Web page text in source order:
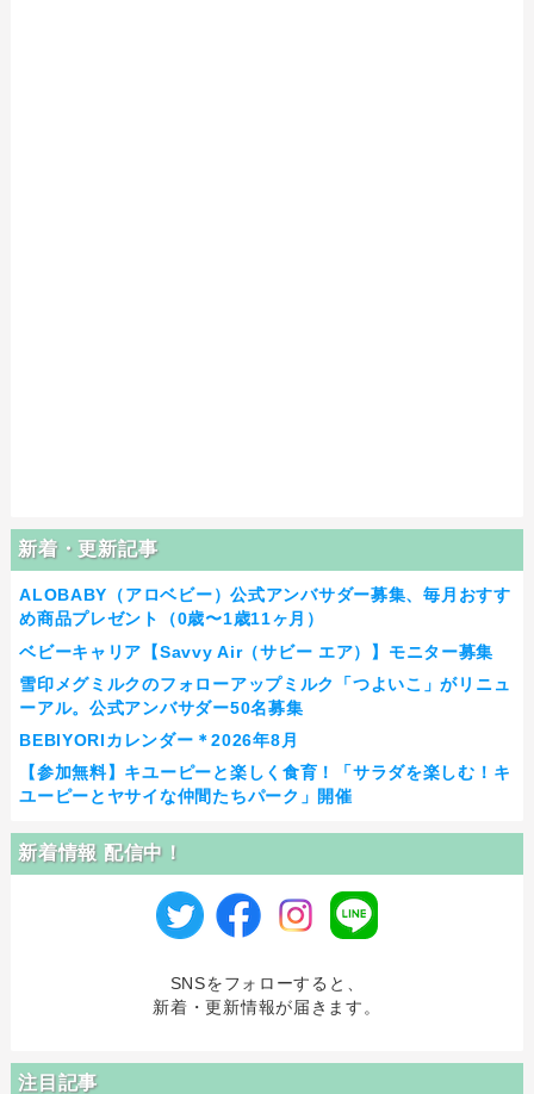
新着・更新記事
ALOBABY（アロベビー）公式アンバサダー募集、毎月おすす
め商品プレゼント（0歳〜1歳11ヶ月）
ベビーキャリア【Savvy Air（サビー エア）】モニター募集
雪印メグミルクのフォローアップミルク「つよいこ」がリニュ
ーアル。公式アンバサダー50名募集
BEBIYORIカレンダー＊2026年8月
【参加無料】キユーピーと楽しく食育！「サラダを楽しむ！キ
ユーピーとヤサイな仲間たちパーク」開催
新着情報 配信中！
SNSをフォローすると、
新着・更新情報が届きます。
注目記事